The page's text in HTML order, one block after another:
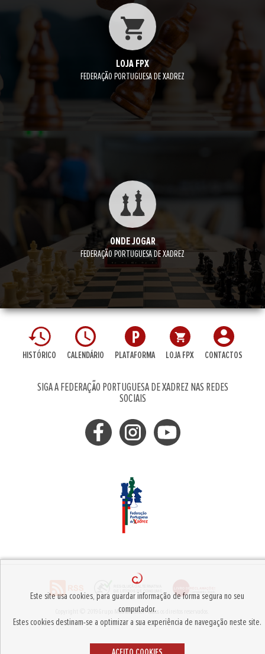
LOJA FPX
FEDERAÇÃO PORTUGUESA DE XADREZ
ONDE JOGAR
FEDERAÇÃO PORTUGUESA DE XADREZ
HISTÓRICO CALENDÁRIO PLATAFORMA LOJA FPX CONTACTOS
SIGA A FEDERAÇÃO PORTUGUESA DE XADREZ NAS REDES
SOCIAIS
Grupo MediaMaster.Todos os direitos reservados.
Este site usa cookies, para guardar informação de forma segura no seu
computador.
Estes cookies destinam-se a optimizar a sua experiência de navegação neste site.